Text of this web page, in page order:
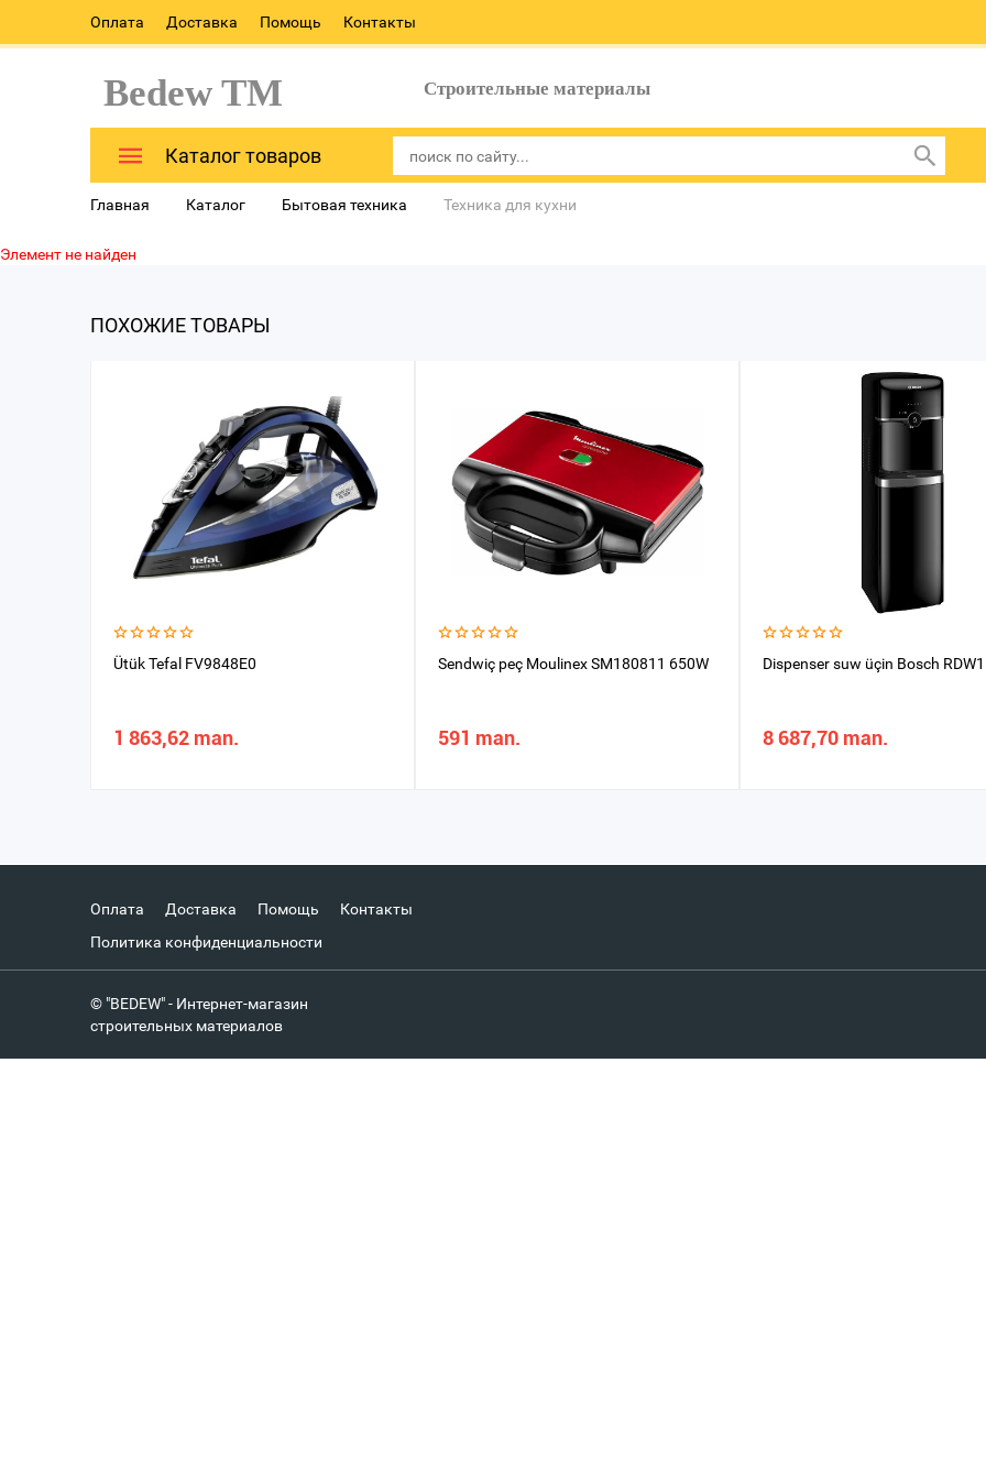
Оплата Доставка Помощь Контакты
Bedew TM Строительные материалы
Каталог товаров
Главная Каталог Бытовая техника Техника для кухни
Элемент не найден
ПОХОЖИЕ ТОВАРЫ
Ütük Tefal FV9848E0
1 863,62 man.
Sendwiç peç Moulinex SM180811 650W
591 man.
Dispenser suw üçin Bosch
8 687,70 man.
Оплата Доставка Помощь
Контакты
Политика конфиденциальности
© "BEDEW" - Интернет-магазин
строительных материалов